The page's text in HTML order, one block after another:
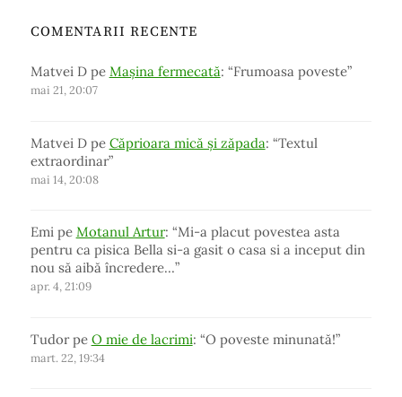
COMENTARII RECENTE
Matvei Dpe Mașina fermecată: “Frumoasa poveste”
mai 21, 20:07
Matvei Dpe Căprioara mică și zăpada: “Textul
extraordinar”
mai 14, 20:08
Emipe Motanul Artur: “Mi-a placut povestea asta
pentru ca pisica Bella si-a gasit o casa si a inceput din
nou să aibă încredere…”
apr. 4, 21:09
Tudorpe O mie de lacrimi: “O poveste minunată!”
mart. 22, 19:34